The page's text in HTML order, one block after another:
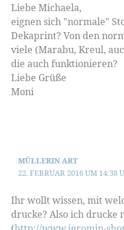
Liebe Michaela,
eignen sich "normale"
Dekaprint? Von den
viele (Marabu, Kreul,
die auch funktionieren?
Liebe Grüße
Moni
MÜLLERIN ART
22. FEBRUAR 2016 UM 14:38
Ihr wollt wissen, mit
drucke? Also ich drucke